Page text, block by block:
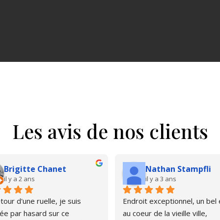
Les avis de nos clients
Brigitte Chanet
il y a 2 ans
d'une ruelle, je suis
par hasard sur ce
Nathan Stampfli
il y a 3 ans
Endroit exceptionnel, un bel
au coeur de la vieille ville,